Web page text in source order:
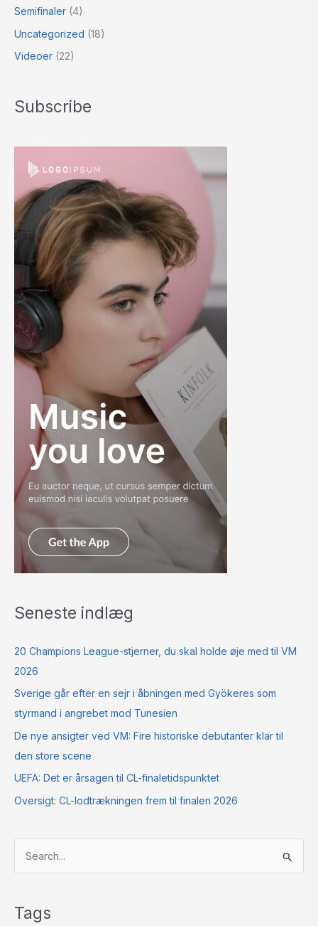
Semifinaler (4)
Uncategorized (18)
Videoer (22)
Subscribe
Seneste indlæg
20 Champions League-stjerner, du skal holde øje med til VM
2026
Sverige går efter en sejr i åbningen med Gyökeres som
styrmand i angrebet mod Tunesien
De nye ansigter ved VM: Fire historiske debutanter klar til
den store scene
UEFA: Det er årsagen til CL-finaletidspunktet
Oversigt: CL-lodtrækningen frem til finalen 2026
e
Tags